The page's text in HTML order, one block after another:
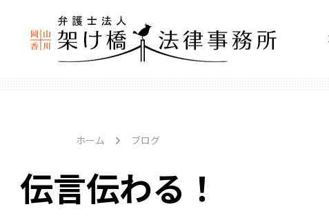
ホーム ブログ
伝言伝わる！